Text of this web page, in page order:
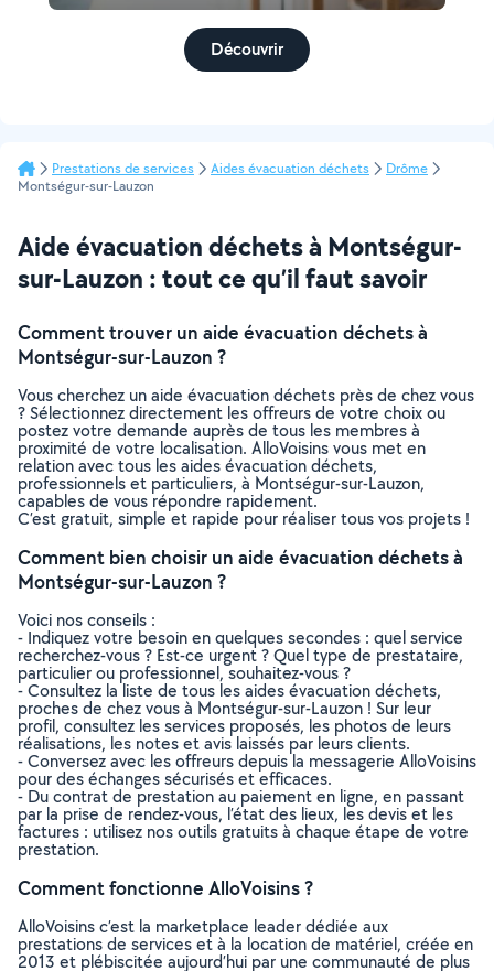
Découvrir
Prestations de services Aides évacuation déchets
Drôme
Montségur-sur-Lauzon
Aide évacuation déchets à Montségur-
sur-Lauzon : tout ce qu’il faut savoir
Comment trouver un aide évacuation déchets à
Montségur-sur-Lauzon ?
Vous cherchez un aide évacuation déchets près de chez vous
? Sélectionnez directement les offreurs de votre choix ou
postez votre demande auprès de tous les membres à
proximité de votre localisation. AlloVoisins vous met en
relation avec tous les aides évacuation déchets,
professionnels et particuliers, à Montségur-sur-Lauzon,
capables de vous répondre rapidement.
C’est gratuit, simple et rapide pour réaliser tous vos projets !
Comment bien choisir un aide évacuation déchets à
Montségur-sur-Lauzon ?
Voici nos conseils :
- Indiquez votre besoin en quelques secondes : quel service
recherchez-vous ? Est-ce urgent ? Quel type de prestataire,
particulier ou professionnel, souhaitez-vous ?
- Consultez la liste de tous les aides évacuation déchets,
proches de chez vous à Montségur-sur-Lauzon ! Sur leur
profil, consultez les services proposés, les photos de leurs
réalisations, les notes et avis laissés par leurs clients.
- Conversez avec les offreurs depuis la messagerie AlloVoisins
pour des échanges sécurisés et efficaces.
- Du contrat de prestation au paiement en ligne, en passant
par la prise de rendez-vous, l’état des lieux, les devis et les
factures : utilisez nos outils gratuits à chaque étape de votre
prestation.
Comment fonctionne AlloVoisins ?
AlloVoisins c’est la marketplace leader dédiée aux
prestations de services et à la location de matériel, créée en
2013 et plébiscitée aujourd’hui par une communauté de plus